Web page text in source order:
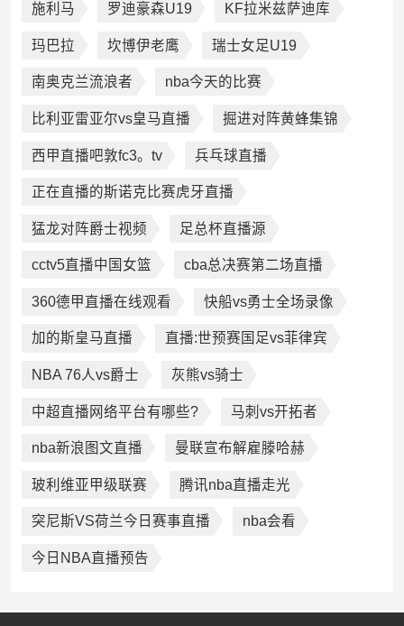
施利马 罗迪豪森U19 KF拉米兹萨迪库
玛巴拉 坎博伊老鹰 瑞士女足U19
南奥克兰流浪者 nba今天的比赛
比利亚雷亚尔vs皇马直播 掘进对阵黄蜂集锦
西甲直播吧敦fc3。tv 兵乓球直播
正在直播的斯诺克比赛虎牙直播
猛龙对阵爵士视频 足总杯直播源
cctv5直播中国女篮 cba总决赛第二场直播
360德甲直播在线观看 快船vs勇士全场录像
加的斯皇马直播 直播:世预赛国足vs菲律宾
NBA 76人vs爵士 灰熊vs骑士
中超直播网络平台有哪些? 马刺vs开拓者
nba新浪图文直播 曼联宣布解雇滕哈赫
玻利维亚甲级联赛 腾讯nba直播走光
突尼斯VS荷兰今日赛事直播 nba会看
今日NBA直播预告